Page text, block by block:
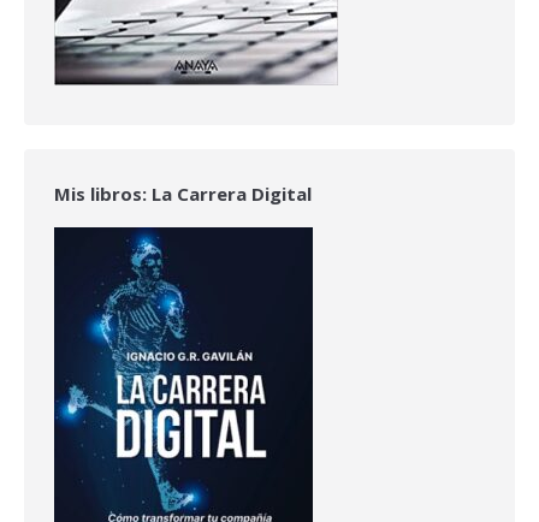
Mis libros: La Carrera Digital